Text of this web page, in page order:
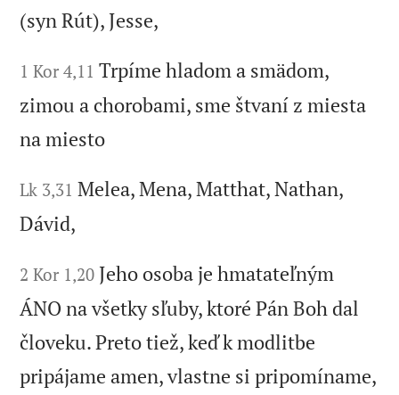
(syn Rút), Jesse,
1 Kor 4,11 Trpíme hladom a smädom,
zimou a chorobami, sme štvaní z miesta
na miesto
Lk 3,31 Melea, Mena, Matthat, Nathan,
Dávid,
2 Kor 1,20 Jeho osoba je hmatateľným
ÁNO na všetky sľuby, ktoré Pán Boh dal
človeku. Preto tiež, keď k modlitbe
pripájame amen, vlastne si pripomíname,